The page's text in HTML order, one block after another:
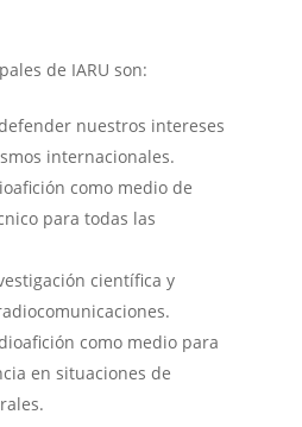
de IARU son:
nuestros intereses
internacionales.
como medio de
para todas las
científica y
como medio para
en situaciones de
Repetidoras
Cursos y Capacitación
Descarga eQSL
Descargas
Contacto